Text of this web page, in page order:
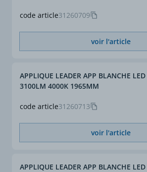
code article31260709
voir l'article
code article31260713
APPLIQUE LEADER APP BLANCHE
3100LM 4000K 1965MM
voir l'article
APPLIQUE LEADER APP BLANCHE